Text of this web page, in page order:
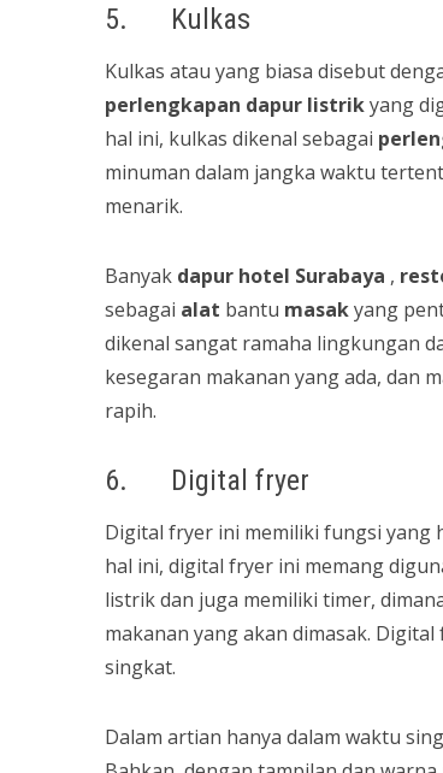
5. Kulkas
Kulkas atau yang biasa disebut
perlengkapan dapur listrikyang
hal ini, kulkas dikenal sebagai
minuman dalam jangka waktu
menarik.
Banyak dapur hotel Surabaya ,
sebagai alat bantu masakyang
dikenal sangat ramaha lingkungan
kesegaran makanan yang ada, dan
rapih.
6. Digital fryer
Digital fryer ini memiliki fungsi yang
hal ini, digital fryer ini memang
listrik dan juga memiliki timer,
makanan yang akan dimasak.
singkat.
Dalam artian hanya dalam waktu